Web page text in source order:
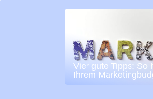
Vier gute Tipps: So
Ihrem